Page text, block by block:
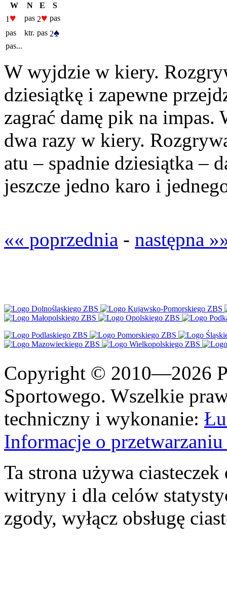
W N E
S
1 ♥ pas 2♥ pas
pas
ktr. pas 2♠
pas...
W wyjdzie w kiery.
dziesiątkę i zapewne
zagrać damę pik na impas.
dwa razy w kiery.
atu – spadnie dziesiątka –
jeszcze jedno karo i
«« poprzednia - następna
Copyright © 2010—2026
Sportowego. Wszelkie
techniczny i wykonanie:
Informacje o
Ta strona używa
witryny i dla celów
zgody, wyłącz obsługę